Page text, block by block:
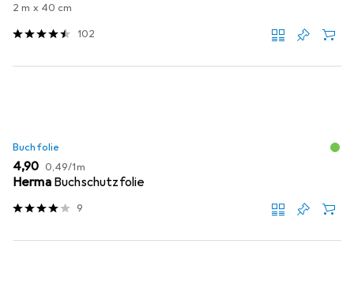
2 m x 40 cm
102
Buchfolie
EUR
4,90 EUR
0,49/1m
Herma Buchschutzfolie
9